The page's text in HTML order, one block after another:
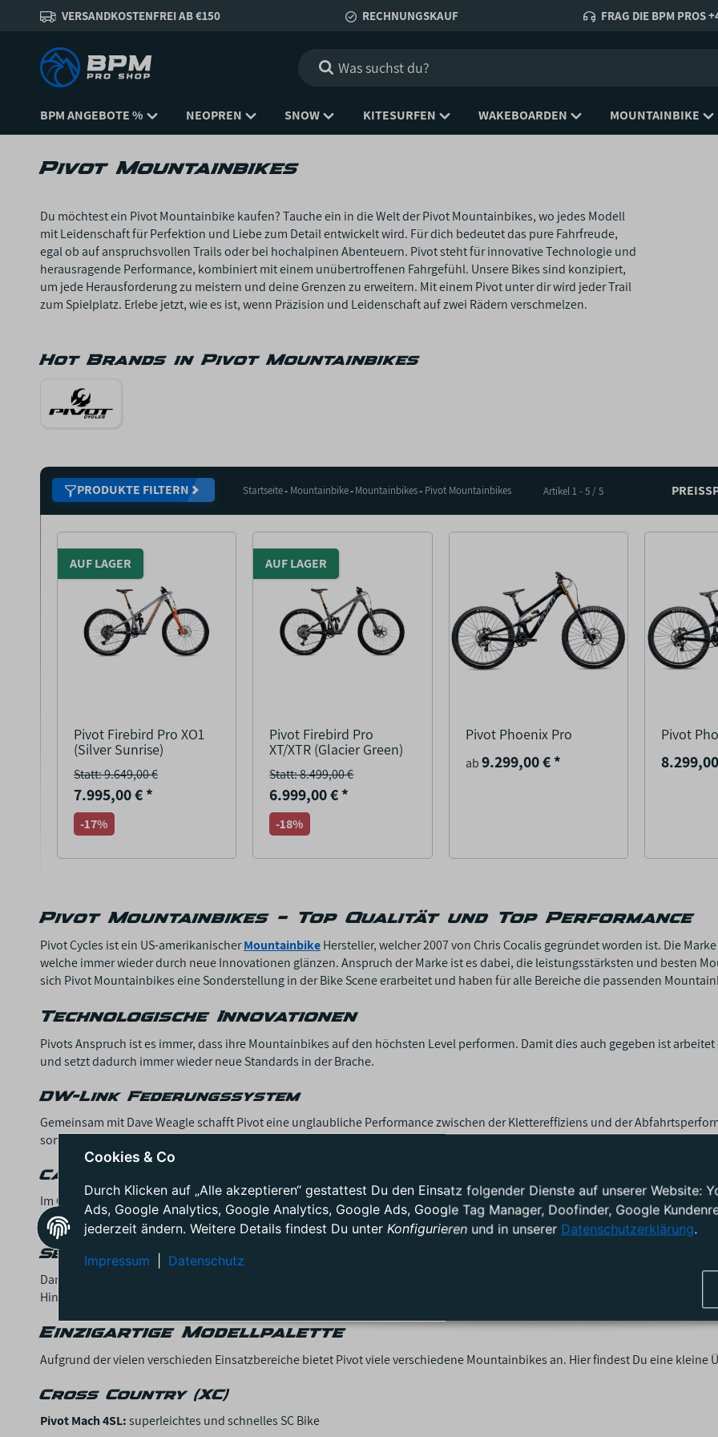
VERSANDKOSTENFREI AB €150 RECHNUNGSKAUF FRAG DIE BPM PROS
BPM ANGEBOTE % NEOPREN SNOW KITESURFEN WAKEBOARDEN MOUNTAINBIKE
Pivot Mountainbikes
Du möchtest ein Pivot Mountainbike kaufen? Tauche ein in die Welt der Pivot Mountainbikes, wo jedes Modell
mit Leidenschaft für Perfektion und Liebe zum Detail entwickelt wird. Für dich bedeutet das pure Fahrfreude,
egal ob auf anspruchsvollen Trails oder bei hochalpinen Abenteuern. Pivot steht für innovative Technologie und
herausragende Performance, kombiniert mit einem unübertroffenen Fahrgefühl. Unsere Bikes sind konzipiert,
um jede Herausforderung zu meistern und deine Grenzen zu erweitern. Mit einem Pivot unter dir wird jeder Trail
zum Spielplatz. Erlebe jetzt, wie es ist, wenn Präzision und Leidenschaft auf zwei Rädern verschmelzen.
Hot Brands in Pivot Mountainbikes
PRODUKTE FILTERN Startseite Mountainbike Mountainbikes Pivot Mountainbikes Artikel 1 - 5 / 5
AUF LAGER
Pivot Firebird Pro XO1
(Silver Sunrise)
Statt: 9.649,00 €
7.995,00 €*
-17%
AUF LAGER
Pivot Firebird Pro
XT/XTR (Glacier Green)
Statt: 8.499,00 €
6.999,00 €*
-18%
Pivot Phoenix Pro
ab9.299,00 €*
Pivot
Pivot Mountainbikes – Top Qualität und Top Performance
Pivot Cycles ist ein US-amerikanischerMountainbikeHersteller, welcher 2007 von Chris Cocalis gegründet worden ist. Die
welche immer wieder durch neue Innovationen glänzen. Anspruch der Marke ist es dabei, die leistungsstärksten und besten
sich Pivot Mountainbikes eine Sonderstellung in der Bike Scene erarbeitet und haben für alle Bereiche die passenden
Technologische Innovationen
Pivots Anspruch ist es immer, dass ihre Mountainbikes auf den höchsten Level performen. Damit dies auch gegeben ist
und setzt dadurch immer wieder neue Standards in der Brache.
DW-Link Federungssystem
Gemeinsam mit Dave Weagle schafft Pivot eine unglaubliche Performance zwischen der Klettereffiziens und der
somit ein sehr geschmeidiges Fahrgefühl. Zudem wird Dir schon bei der ersten Fahrt auffallen, dass Du eine unglaubliche
Carbon-Technologie
Im Gegensatz zu vielen anderen Herstellern, wir bei den Pivot Mountainbikes nur eineCarbonArt verbaut. Diese entspricht den
dazu, dass die Rahmen deutlich leichter, aber auch stabiler werden. Dank sehr fortschrittlicher Fertigungstechniken sind die
Sehr gute Anpassbarkeit
Dank verschiedener Links lassen sich die Pivot Mountainbikes sehr gut anpassen. Je nach Vorlieb oder auch bei
Hinzu kommt, dass Pivot nur sehr hochwertige Federelemente verbaut, welche sich ebenfalls perfekt abstimmen lassen und
Einzigartige Modellpalette
Aufgrund der vielen verschieden Einsatzbereiche bietet Pivot viele verschiedene Mountainbikes an. Hier findest Du eine kleine
Cross Country (XC)
Pivot Mach 4SL:superleichtes und schnelles SC Bike
Cookies & Co
Durch Klicken auf „Alle akzeptieren“ gestattest Du den Einsatz folgender Dienste auf unserer Website:
Ads, Google Analytics, Google Analytics, Google Ads, Google Tag Manager, Doofinder, Google
jederzeit ändern. Weitere Details findest Du unter Konfigurieren und in unserer Datenschutzerklärung.
Impressum
Datenschutz